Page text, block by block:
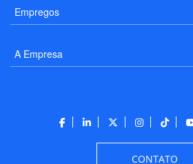
Empregos
A Empresa
CONTATO